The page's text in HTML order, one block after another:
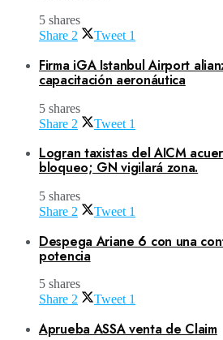
5 shares
Share 2 Tweet 1
Firma iGA Istanbul Airport
capacitación aeronáutica
5 shares
Share 2 Tweet 1
Logran taxistas del AICM
bloqueo; GN vigilará zona.
5 shares
Share 2 Tweet 1
Despega Ariane 6 con una
potencia
5 shares
Share 2 Tweet 1
Aprueba ASSA venta de Claim